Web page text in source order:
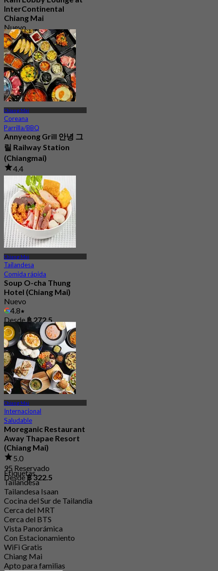
InterContinental
Chiang Mai
Nuevo
4.9
Desde฿ 625
Chiang Mai
Coreana
Parrilla/BBQ
Annyeong Grill 안녕 그
릴 Railway Station
(Chiangmai)
4.4
188 Reservado
Desde฿ 349
Chiang Mai
Tailandesa
Comida rápida
Soup O-cha Thung
Hotel (Chiang Mai)
Nuevo
4.8
Desde฿ 272.5
Chiang Mai
Internacional
Saludable
Moreganic Restaurant
Away Thapae Resort
(Chiang Mai)
5.0
95 Reservado
Desde฿ 322.5
Etiquetas
Tailandesa
Tailandesa Isaan
Cocina del Sur de Tailandia
Cerca del MRT
Cerca del BTS
Vista Panorámica
Con Estacionamiento
WiFi Gratis
Chiang Mai
Apto para familias